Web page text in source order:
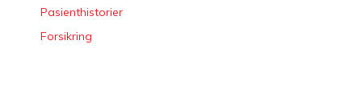
Pasienthistorier
Forsikring